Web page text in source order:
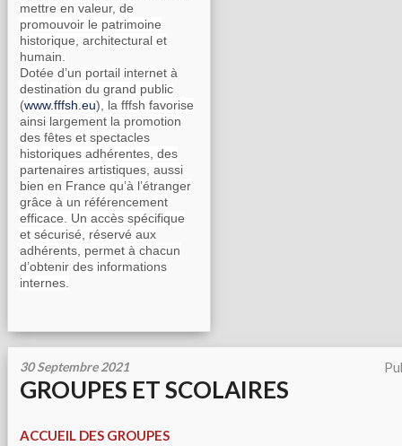
mettre en valeur, de
promouvoir le patrimoine
historique, architectural et
humain.
Dotée d’un portail internet à
destination du grand public
(www.fffsh.eu), la fffsh favorise
ainsi largement la promotion
des fêtes et spectacles
historiques adhérentes, des
partenaires artistiques, aussi
bien en France qu’à l’étranger
grâce à un référencement
efficace. Un accès spécifique
et sécurisé, réservé aux
adhérents, permet à chacun
d’obtenir des informations
internes.
30 Septembre 2021
GROUPES ET SCOLAIRES
ACCUEIL DES GROUPES